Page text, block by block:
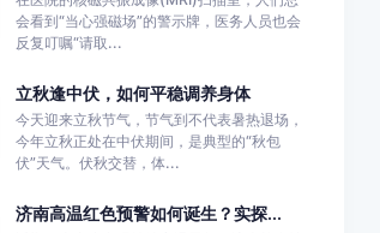
会看到“当心强磁场”的警示牌，医务人员也会
反复叮嘱“请取...
立秋逢中伏，如何平稳调养身体
今天迎来立秋节气，节气到不代表暑热退场，
今年立秋正处在中伏期间，是典型的“秋包
伏”天气。伏秋交替，体...
济南高温红色预警如何诞生？实探...